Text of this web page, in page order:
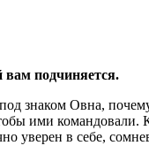
подчиняется.
знаком Овна,
ими командовали.
уверен в себе,